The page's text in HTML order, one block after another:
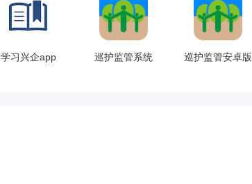
学习兴企app 巡护监管系统 巡护监管安卓版